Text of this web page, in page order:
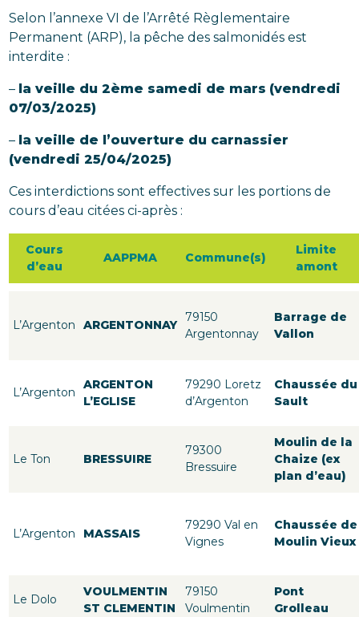
Selon l’annexe VI de l’Arrêté Règlementaire
Permanent (ARP), la pêche des salmonidés est
interdite :
– la veille du 2ème samedi de mars (vendredi
07/03/2025)
– la veille de l’ouverture du carnassier
(vendredi 25/04/2025)
Ces interdictions sont effectives sur les portions de
cours d’eau citées ci-après :
Cours
d’eau
AAPPMA Commune(s)
Limite
amont
L’Argenton ARGENTONNAY
79150
Argentonnay
Barrage de
Vallon
L’Argenton
ARGENTON
L’EGLISE
79290 Loretz
d’Argenton
Chaussée du
Sault
Le Ton BRESSUIRE
79300
Bressuire
Moulin de la
Chaize (ex
plan d’eau)
L’Argenton MASSAIS
79290 Val en
Vignes
Chaussée de
Moulin Vieux
Le Dolo
VOULMENTIN
ST CLEMENTIN
79150
Voulmentin
Pont
Grolleau